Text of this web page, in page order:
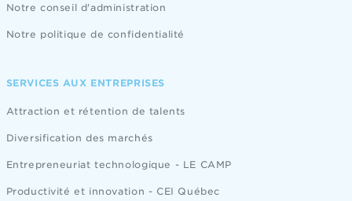
Notre conseil d'administration
Notre politique de confidentialité
SERVICES AUX ENTREPRISES
Attraction et rétention de talents
Diversification des marchés
Entrepreneuriat technologique - LE CAMP
Productivité et innovation - CEI Québec